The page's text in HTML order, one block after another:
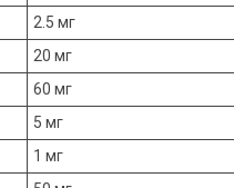
2.5 мг
20 мг
60 мг
5 мг
1 мг